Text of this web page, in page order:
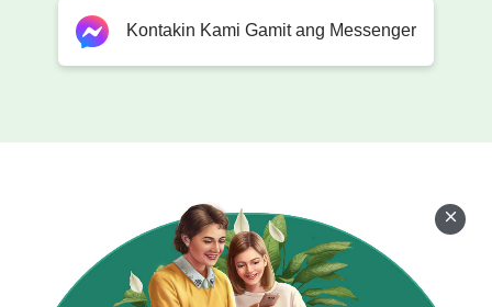
pinapakai't pinapainom 'Yong bayan,
buhay nami'y nagbabago araw-araw.
ng mga bagong bagay tungkol sa Diyos.
Kumpirmahin ang tunay na Diyos sa pamamagitan
ng pagdanas.
Kontakin Kami Gamit ang Messenger